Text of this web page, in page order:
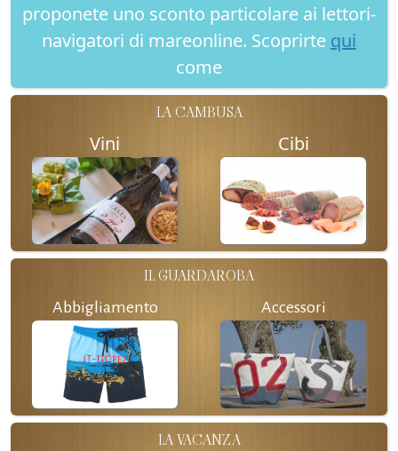
proponete uno sconto particolare ai lettori-
navigatori di mareonline. Scoprirte qui
come
LA CAMBUSA
Vini Cibi
IL GUARDAROBA
Abbigliamento Accessori
LA VACANZA